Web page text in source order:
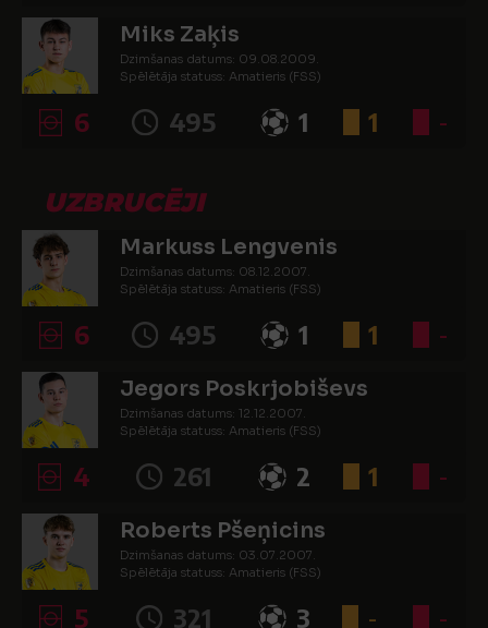
Miks Zaķis
Dzimšanas datums: 09.08.2009.
Spēlētāja statuss: Amatieris (FSS)
6 495 1 1 -
UZBRUCĒJI
Markuss Lengvenis
Dzimšanas datums: 08.12.2007.
Spēlētāja statuss: Amatieris (FSS)
6 495 1 1 -
Jegors Poskrjobiševs
Dzimšanas datums: 12.12.2007.
Spēlētāja statuss: Amatieris (FSS)
4 261 2 1 -
Roberts Pšeņicins
Dzimšanas datums: 03.07.2007.
Spēlētāja statuss: Amatieris (FSS)
5 321 3 - -